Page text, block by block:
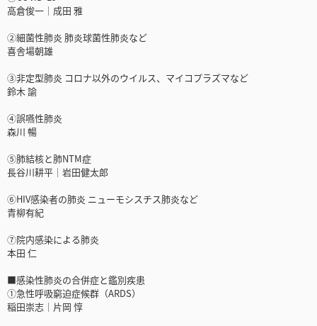
高倉俊一│成田 雅
②細菌性肺炎 肺炎球菌性肺炎など
喜舎場朝雄
③非定型肺炎 コロナ以外のウイルス、マイコプラズマなど
鈴木 諭
④誤嚥性肺炎
森川 暢
⑤肺結核と肺NTM症
長谷川耕平│岩田健太郎
⑥HIV感染者の肺炎 ニューモシスチス肺炎など
青柳有紀
⑦院内感染による肺炎
本田 仁
■感染性肺炎の合併症と鑑別疾患
①急性呼吸窮迫症候群（ARDS）
稲田崇志│片岡 惇